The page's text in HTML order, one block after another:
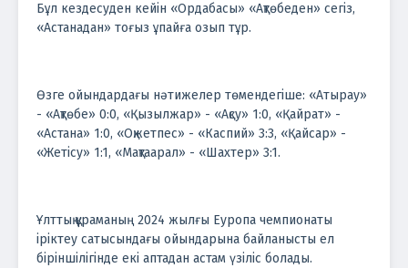
Бұл кездесуден кейін «Ордабасы» «Ақтөбеден» сегіз,
«Астанадан» тоғыз ұпайға озып тұр.
Өзге ойындардағы нәтижелер төмендегіше: «Атырау»
- «Ақтөбе» 0:0, «Қызылжар» - «Ақсу» 1:0, «Қайрат» -
«Астана» 1:0, «Оқжетпес» - «Каспий» 3:3, «Қайсар» -
«Жетісу» 1:1, «Мақтаарал» - «Шахтер» 3:1.
Ұлттық құраманың 2024 жылғы Еуропа чемпионаты
іріктеу сатысындағы ойындарына байланысты ел
біріншілігінде екі аптадан астам үзіліс болады.